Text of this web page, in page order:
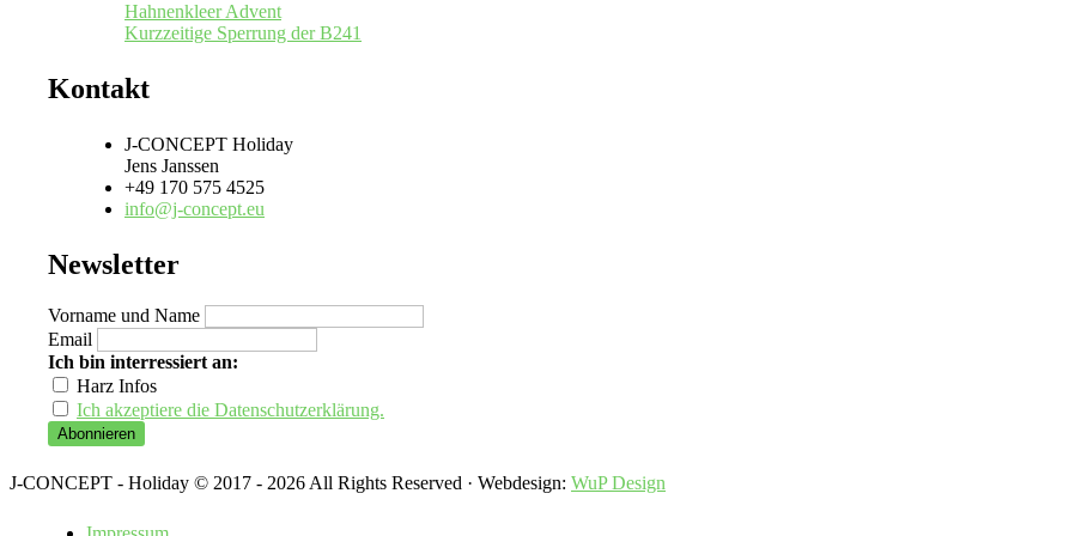
Hahnenkleer Advent
Kurzzeitige Sperrung der B241
Kontakt
J-CONCEPT Holiday
Jens Janssen
+49 170 575 4525
info@j-concept.eu
Newsletter
Vorname und Name
Email
Ich bin interressiert an:
Harz Infos
Ich akzeptiere die Datenschutzerklärung.
J-CONCEPT - Holiday © 2017 - 2026 All Rights Reserved · Webdesign: WuP Design